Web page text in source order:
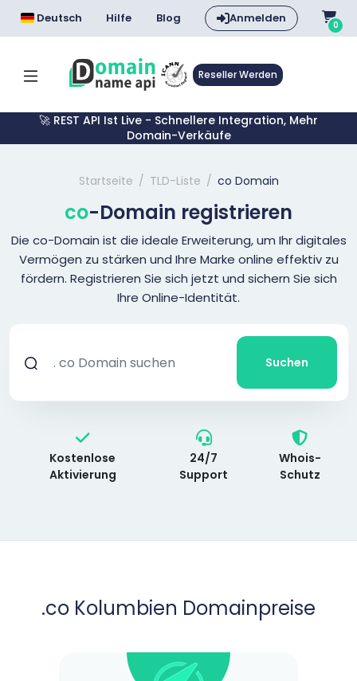
Deutsch Hilfe Blog Anmelden 0
Reseller Werden
🚀 REST API Ist Live - Schnellere Integration, Mehr
Domain-Verkäufe
Startseite TLD-Liste co Domain
co-Domain registrieren
Die co-Domain ist die ideale Erweiterung, um Ihr digitales
Vermögen zu stärken und Ihre Marke online effektiv zu
fördern. Registrieren Sie sich jetzt und sichern Sie sich
Ihre Online-Identität.
Suchen
Kostenlose
Aktivierung
24/7
Support
Whois-
Schutz
.co Kolumbien Domainpreise